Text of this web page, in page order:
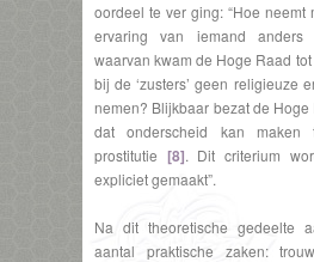
oordeel te ver ging: “Hoe neemt
ervaring van iemand
waarvan kwam de Hoge Raad
bij de ‘zusters’ geen religieuze
nemen? Blijkbaar bezat de
dat onderscheid kan maken
prostitutie [8]. Dit criterium
expliciet gemaakt”.
Na dit theoretische gedeelte
aantal praktische zaken: